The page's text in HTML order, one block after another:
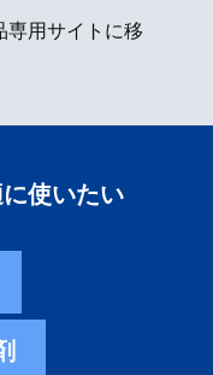
用サイトに移
使いたい